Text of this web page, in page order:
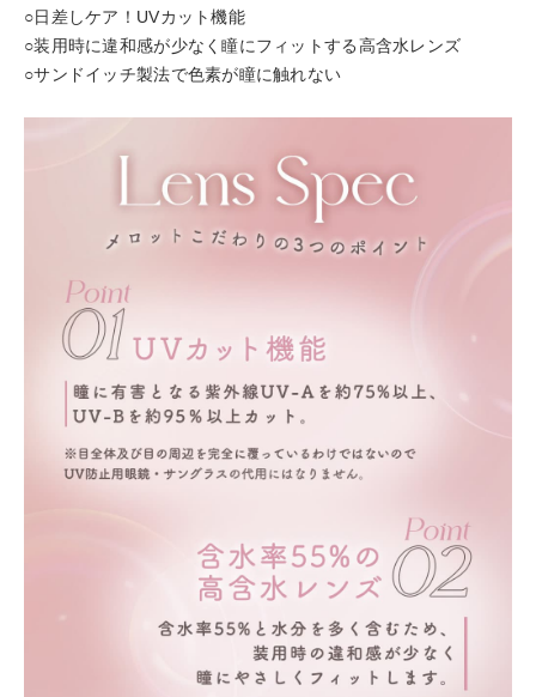
○日差しケア！UVカット機能
○装用時に違和感が少なく瞳にフィットする高含水レンズ
○サンドイッチ製法で色素が瞳に触れない